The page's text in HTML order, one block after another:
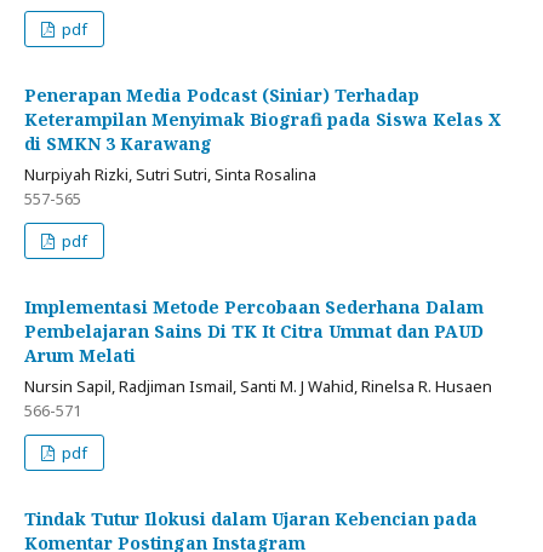
pdf
Penerapan Media Podcast (Siniar) Terhadap
Keterampilan Menyimak Biografi pada Siswa Kelas X
di SMKN 3 Karawang
Nurpiyah Rizki, Sutri Sutri, Sinta Rosalina
557-565
pdf
Implementasi Metode Percobaan Sederhana Dalam
Pembelajaran Sains Di TK It Citra Ummat dan PAUD
Arum Melati
Nursin Sapil, Radjiman Ismail, Santi M. J Wahid, Rinelsa R. Husaen
566-571
pdf
Tindak Tutur Ilokusi dalam Ujaran Kebencian pada
Komentar Postingan Instagram